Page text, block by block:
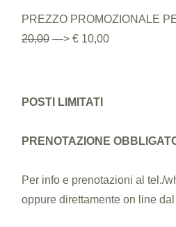
PREZZO PROMOZIONALE
20,00 —> € 10,00
POSTI LIMITATI
PRENOTAZIONE
Per info e prenotazioni al tel./
oppure direttamente on line